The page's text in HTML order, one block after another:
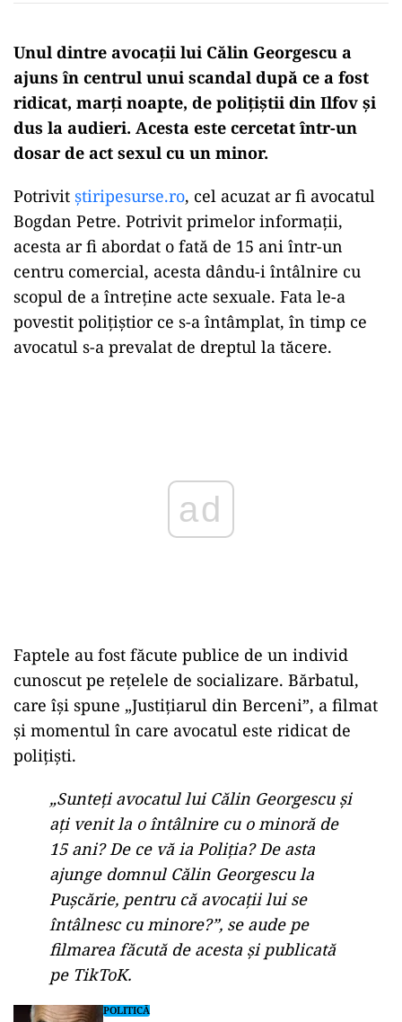
Unul dintre avocaţii lui Călin Georgescu a
ajuns în centrul unui scandal după ce a fost
ridicat, marți noapte, de polițiștii din Ilfov și
dus la audieri. Acesta este cercetat într-un
dosar de act sexul cu un minor.
Potrivit ştiripesurse.ro, cel acuzat ar fi avocatul
Bogdan Petre. Potrivit primelor informații,
acesta ar fi abordat o fată de 15 ani într-un
centru comercial, acesta dându-i întâlnire cu
scopul de a întreţine acte sexuale. Fata le-a
povestit polițiștior ce s-a întâmplat, în timp ce
avocatul s-a prevalat de dreptul la tăcere.
Faptele au fost făcute publice de un individ
cunoscut pe rețelele de socializare. Bărbatul,
care își spune „Justițiarul din Berceni”, a filmat
și momentul în care avocatul este ridicat de
polițiști.
„Sunteți avocatul lui Călin Georgescu și
ați venit la o întâlnire cu o minoră de
15 ani? De ce vă ia Poliția? De asta
ajunge domnul Călin Georgescu la
Pușcărie, pentru că avocații lui se
întâlnesc cu minore?”, se aude pe
filmarea făcută de acesta și publicată
pe TikToK.
POLITICĂ